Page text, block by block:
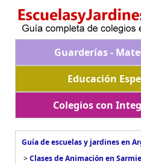
Guarderías -
Educación
Colegios con
Guía de escuelas y jardines en
>Clases de Animación en